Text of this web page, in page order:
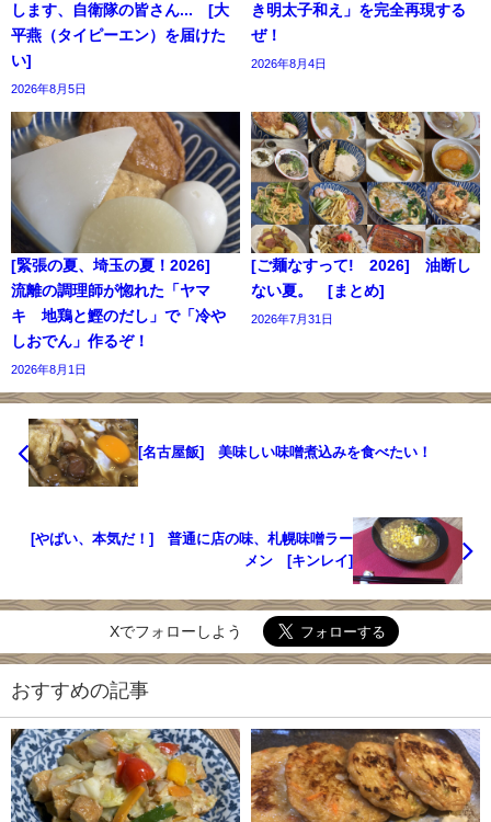
します、自衛隊の皆さん... [大
平燕（タイピーエン）を届けた
い]
2026年8月5日
き明太子和え」を完全再現する
ぜ！
2026年8月4日
[緊張の夏、埼玉の夏！2026]
流離の調理師が惚れた「ヤマ
キ 地鶏と鰹のだし」で「冷や
しおでん」作るぞ！
2026年8月1日
[ご麺なすって! 2026] 油断し
ない夏。 [まとめ]
2026年7月31日
[名古屋飯] 美味しい味噌煮込みを食べたい！
[やばい、本気だ！] 普通に店の味、札幌味噌ラー
メン [キンレイ]
Xでフォローしよう
おすすめの記事